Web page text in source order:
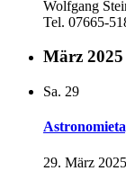
Wolfgang
Tel. 07665-
März 2025
Sa. 29
29. März 2025